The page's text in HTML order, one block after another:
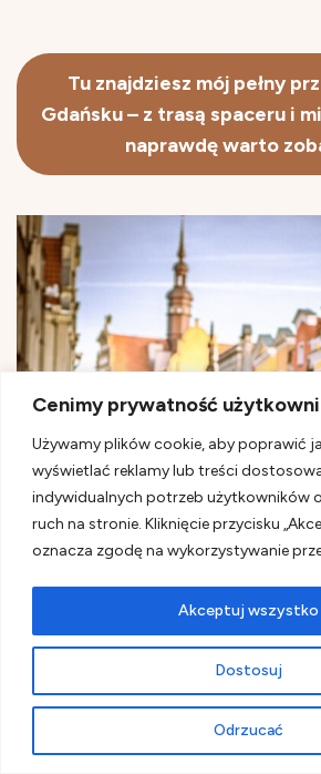
Cenimy prywatność
Używamy plików cookie, aby poprawić
wyświetlać reklamy lub treści
indywidualnych potrzeb użytkowników
ruch na stronie. Kliknięcie przycisku
oznacza zgodę na wykorzystywanie
Dostosuj
Odrzucać
Akceptuj wszystko
Tu znajdziesz mój pełny
Gdańsku – z trasą spaceru i
naprawdę warto